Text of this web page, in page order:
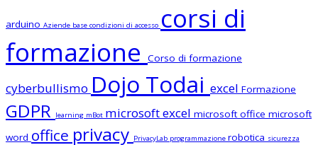
arduino Aziende base condizioni di accesso corsi di
formazione
Corso di formazione
cyberbullismo Dojo Todai excel Formazione
GDPR learning mBot microsoft excel microsoft office microsoft
word office privacy PrivacyLab programmazione robotica sicurezza